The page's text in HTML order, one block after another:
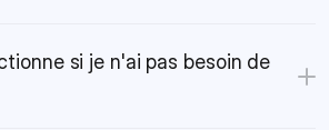
si je n'ai pas besoin de